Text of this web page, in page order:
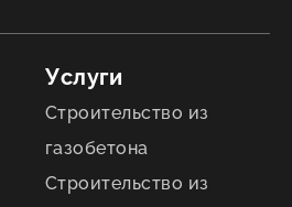
Услуги
Строительство из
газобетона
Строительство из